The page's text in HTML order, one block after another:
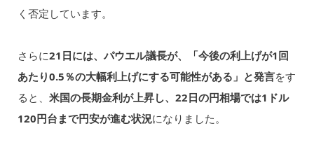
く否定しています。
さらに21日には、パウエル議長が、「今後の利上げが1回
あたり0.5％の大幅利上げにする可能性がある」と発言をす
ると、 米国の長期金利が上昇し、22日の円相場では1ドル
120円台まで円安が進む状況になりました。